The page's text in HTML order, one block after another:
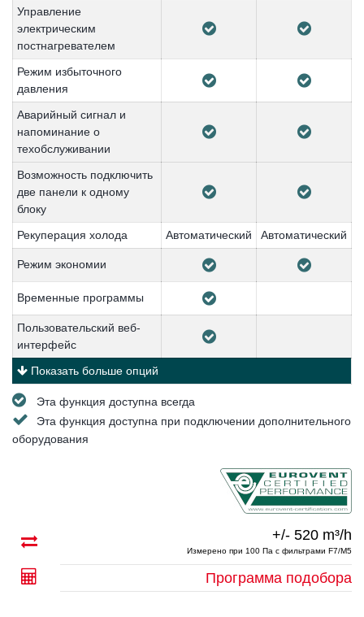
Управление
электрическим
постнагревателем
Режим избыточного
давления
Аварийный сигнал и
напоминание о
техобслуживании
Возможность подключить
две панели к одному
блоку
Рекуперация холода
Автоматический Автоматический
Режим экономии
Временные программы
Пользовательский веб-
интерфейс
Показать больше опций
Эта функция доступна всегда
Эта функция доступна при подключении дополнительного
оборудования
+/- 520 m³/h
Измерено при 100 Па с фильтрами F7/M5
Программа подобора